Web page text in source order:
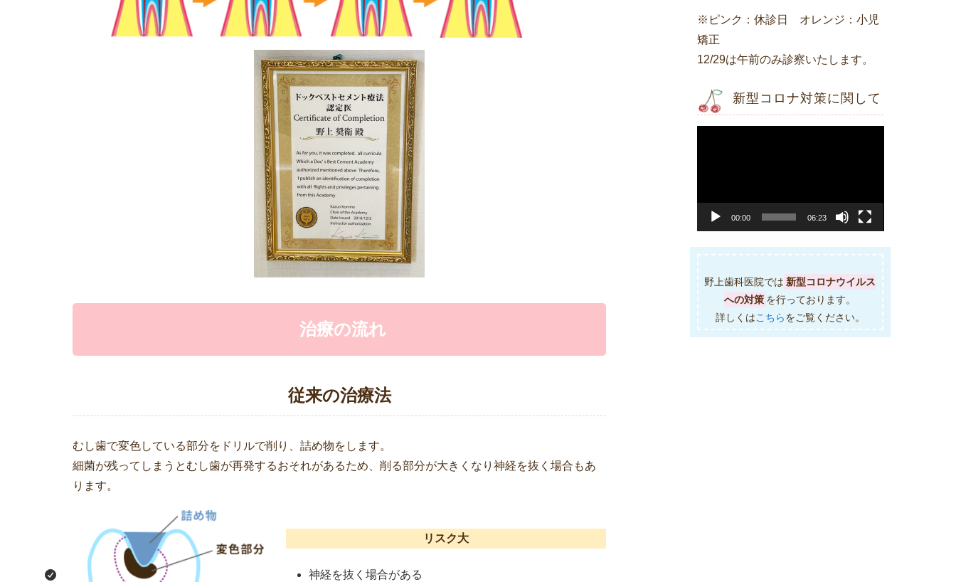
治療の流れ
従来の治療法
むし歯で変色している部分をドリルで削り、詰め物をします。
細菌が残ってしまうとむし歯が再発するおそれがあるため、削る部分が大きくなり神経を抜く場合もあ
ります。
リスク大
神経を抜く場合がある
※ピンク：休診日 オレンジ：小児
矯正
12/29は午前のみ診察いたします。
新型コロナ対策に関して
00:00 06:23
野上歯科医院では 新型コロナウイルス
への対策 を行っております。
詳しくはこちらをご覧ください。